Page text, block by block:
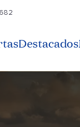
Destacados